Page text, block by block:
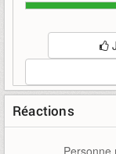
Réactions
Personne